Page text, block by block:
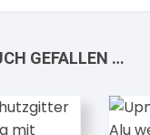
GEFALLEN …